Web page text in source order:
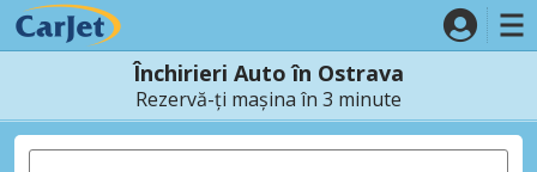
Închirieri Auto în Ostrava
Rezervă-ți mașina în 3 minute